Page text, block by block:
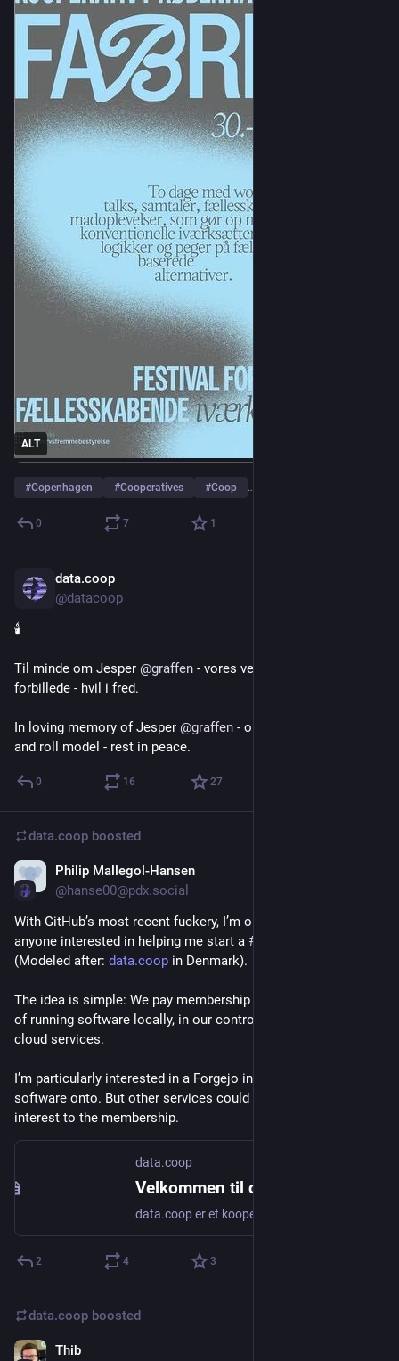
ALT
#Copenhagen #Cooperatives #Coop …and 3 more
0 7 1
data.coop
@datacoop
🕯️
Til minde om Jesper @graffen - vores ven, sysadmin og
forbillede - hvil i fred.
In loving memory of Jesper @graffen - our friend, sysadmin
and roll model - rest in peace.
0 16 27
data.coop boosted
Philip Mallegol-Hansen
@hanse00@pdx.social
With GitHub’s most recent fuckery, I’m once again asking: Is
anyone interested in helping me start a #
(Modeled after: data.coop in Denmark).
The idea is simple: We pay membership fees to cover the cost
of running software locally, in our control, as an alternative to
cloud services.
I’m particularly interested in a Forgejo instance to move my
software onto. But other services could of course be of
interest to the membership.
data.coop
Velkommen til data.coop
2 4 3
data.coop boosted
Thib